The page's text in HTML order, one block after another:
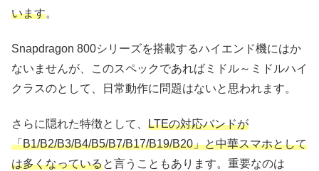
います。
Snapdragon 800シリーズを搭載するハイエンド機にはか
ないませんが、このスペックであればミドル～ミドルハイ
クラスのとして、日常動作に問題はないと思われます。
さらに隠れた特徴として、 LTEの対応バンドが
「B1/B2/B3/B4/B5/B7/B17/B19/B20」と中華スマホとして
は多くなっていると言うこともあります。重要なのは